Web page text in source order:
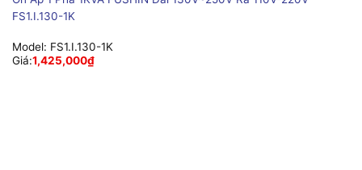
FS1.I.130-1K
Model: FS1.I.130-1K
Giá:1,425,000₫